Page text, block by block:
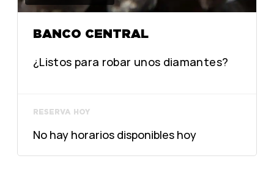
BANCO CENTRAL
¿Listos para robar unos diamantes?
RESERVA HOY
No hay horarios disponibles hoy